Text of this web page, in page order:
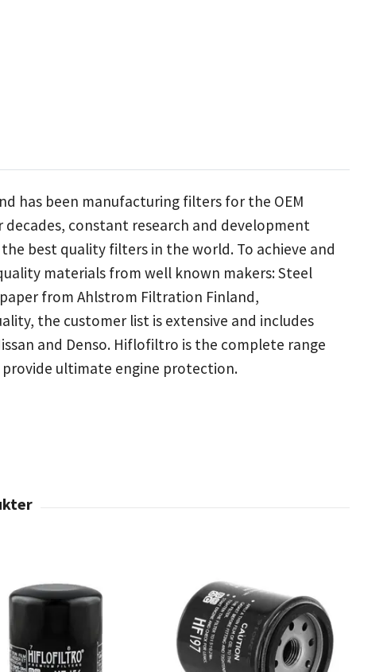
has been manufacturing filters for the OEM
constant research and development
best quality filters in the world. To achieve and
materials from well known makers: Steel
from Ahlstrom Filtration Finland,
the customer list is extensive and includes
and Denso. Hiflofiltro is the complete range
ultimate engine protection.